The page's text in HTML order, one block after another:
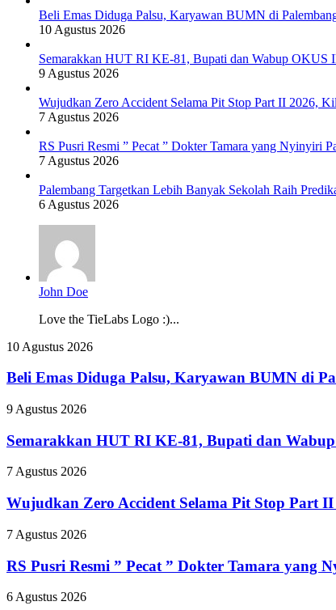
Beli Emas Diduga Palsu, Karyawan BUMN di
10 Agustus 2026
Semarakkan HUT RI KE-81, Bupati dan Wabup OKUS
9 Agustus 2026
Wujudkan Zero Accident Selama Pit Stop Part II 2026,
7 Agustus 2026
RS Pusri Resmi ” Pecat ” Dokter Tamara yang Nyinyiri
7 Agustus 2026
Palembang Targetkan Lebih Banyak Sekolah Raih
6 Agustus 2026
John Doe
Love the TieLabs Logo :)...
Beli
Diduga
Karyawan
BUMN
di
Palembang
Penjual
Polisi
10 Agustus 2026
Beli Emas Diduga Palsu, Karyawan BUMN di
Semarakkan
RI
KE-
81,
Bupati
dan
Wabup
Ikuti
dan
Sehat
9 Agustus 2026
Semarakkan HUT RI KE-81, Bupati dan
Wujudkan
Accident
Selama
Pit
Stop
Part
II
Kilang
7 Agustus 2026
Wujudkan Zero Accident Selama Pit Stop Part
RS
Resmi
”
Pecat
7 Agustus 2026
RS Pusri Resmi ” Pecat ” Dokter Tamara yang
Palembang
6 Agustus 2026